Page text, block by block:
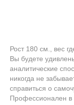
Рост 180 см., вес
Вы будете
аналитические
никогда не
справиться о
Профессионален в